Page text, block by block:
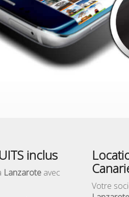
inclus
Lanzarote avec
Votre